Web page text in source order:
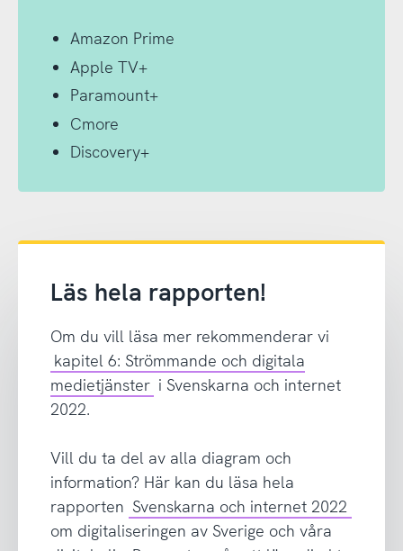
Amazon Prime
Apple TV+
Paramount+
Cmore
Discovery+
Läs hela rapporten!
Om du vill läsa mer rekommenderar vi
kapitel 6: Strömmande och digitala
medietjänster i Svenskarna och internet
2022.
Vill du ta del av alla diagram och
information? Här kan du läsa hela
rapporten Svenskarna och internet 2022
om digitaliseringen av Sverige och våra